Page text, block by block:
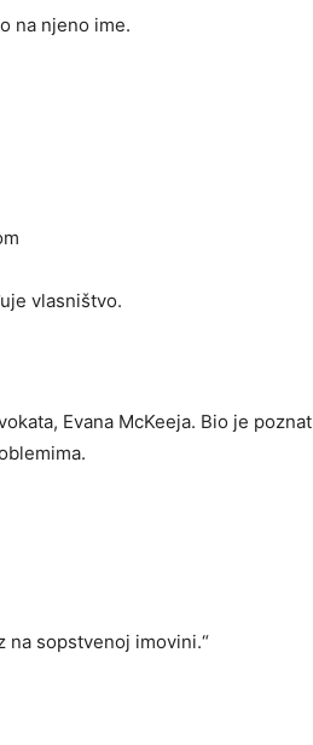
na njeno ime.
vlasništvo.
Evana McKeeja. Bio je poznat
na sopstvenoj imovini.“